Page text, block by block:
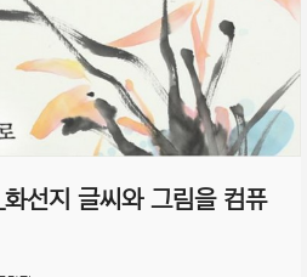
선지 글씨와 그림을 컴퓨